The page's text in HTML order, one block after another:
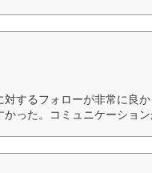
するフォローが非常に良
った。コミュニケーショ